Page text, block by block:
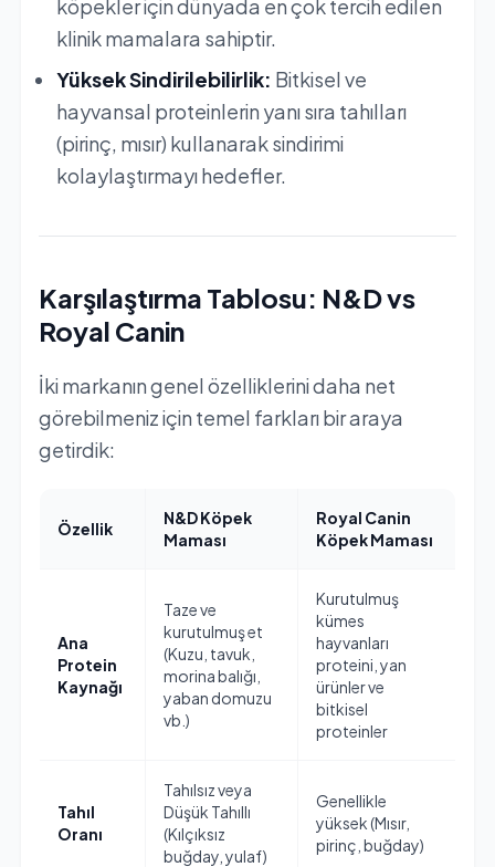
köpekler için dünyada en çok tercih edilen
klinik mamalara sahiptir.
Yüksek Sindirilebilirlik: Bitkisel ve
hayvansal proteinlerin yanı sıra tahılları
(pirinç, mısır) kullanarak sindirimi
kolaylaştırmayı hedefler.
Karşılaştırma Tablosu: N&D vs
Royal Canin
İki markanın genel özelliklerini daha net
görebilmeniz için temel farkları bir araya
getirdik:
Özellik
N&D Köpek
Maması
Royal Canin
Köpek Maması
Ana
Protein
Kaynağı
Taze ve
kurutulmuş et
(Kuzu, tavuk,
morina balığı,
yaban domuzu
vb.)
Kurutulmuş
kümes
hayvanları
proteini, yan
ürünler ve
bitkisel
proteinler
Tahıl
Oranı
Tahılsız veya
Düşük Tahıllı
(Kılçıksız
buğday, yulaf)
Genellikle
yüksek (Mısır,
pirinç, buğday)